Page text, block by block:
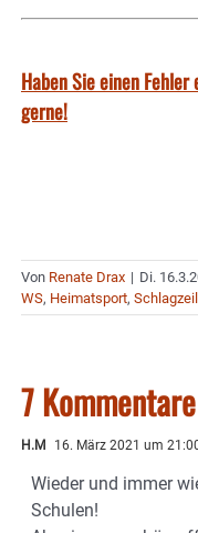
Haben Sie einen
gerne!
Von Renate Drax | Di.
WS, Heimatsport,
7 Kommentare
H.M 16. März 2021 um
Wieder und immer
Schulen!